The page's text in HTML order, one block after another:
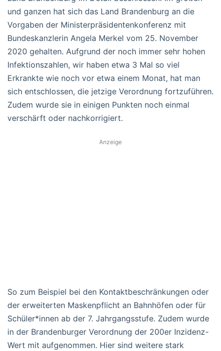
und ganzen hat sich das Land Brandenburg an die
Vorgaben der Ministerpräsidentenkonferenz mit
Bundeskanzlerin Angela Merkel vom 25. November
2020 gehalten. Aufgrund der noch immer sehr hohen
Infektionszahlen, wir haben etwa 3 Mal so viel
Erkrankte wie noch vor etwa einem Monat, hat man
sich entschlossen, die jetzige Verordnung fortzuführen.
Zudem wurde sie in einigen Punkten noch einmal
verschärft oder nachkorrigiert.
Anzeige
So zum Beispiel bei den Kontaktbeschränkungen oder
der erweiterten Maskenpflicht an Bahnhöfen oder für
Schüler*innen ab der 7. Jahrgangsstufe. Zudem wurde
in der Brandenburger Verordnung der 200er Inzidenz-
Wert mit aufgenommen. Hier sind weitere stark